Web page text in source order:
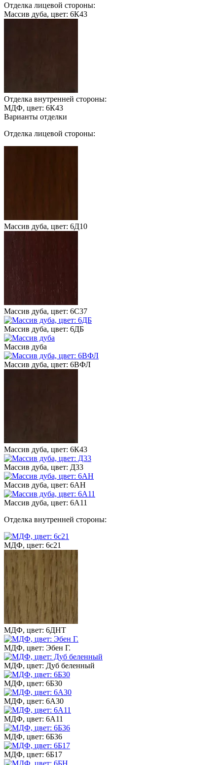
Отделка лицевой стороны:
Массив дуба, цвет: 6К43
Отделка внутренней стороны:
МДФ, цвет: 6К43
Варианты отделки
Отделка лицевой стороны:
Массив дуба, цвет: 6Д10
Массив дуба, цвет: 6С37
Массив дуба, цвет: 6ДБ
Массив дуба
Массив дуба, цвет: 6ВФЛ
Массив дуба, цвет: 6К43
Массив дуба, цвет: Д33
Массив дуба, цвет: 6АН
Массив дуба, цвет: 6А11
Отделка внутренней стороны:
МДФ, цвет: 6с21
МДФ, цвет: 6ДНТ
МДФ, цвет: Эбен Г.
МДФ, цвет: Дуб беленный
МДФ, цвет: 6Б30
МДФ, цвет: 6А30
МДФ, цвет: 6А11
МДФ, цвет: 6Б36
МДФ, цвет: 6Б17